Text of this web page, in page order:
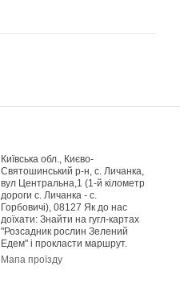
Київська обл., Києво-
Святошинський р-н, с. Личанка,
вул Центральна,1 (1-й кілометр
дороги с. Личанка - с.
Горбовичі), 08127 Як до нас
доїхати: Знайти на гугл-картах
"Розсадник рослин Зелений
Едем" і прокласти маршрут.
Мапа проїзду